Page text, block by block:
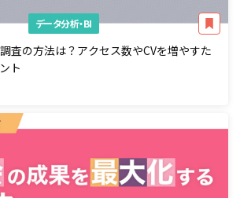
データ分析・BI
査の方法は？アクセス数やCVを増やすた
ト